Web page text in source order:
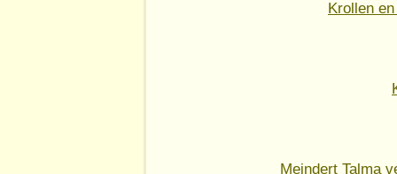
Krollen en
Meindert Talma